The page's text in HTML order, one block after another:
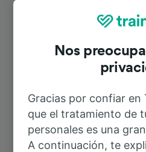
Rutas más
A Florencia
A Firenze Santa Maria
Nos
Gracias por confiar en
que el tratamiento de
personales es una
A continuación, te